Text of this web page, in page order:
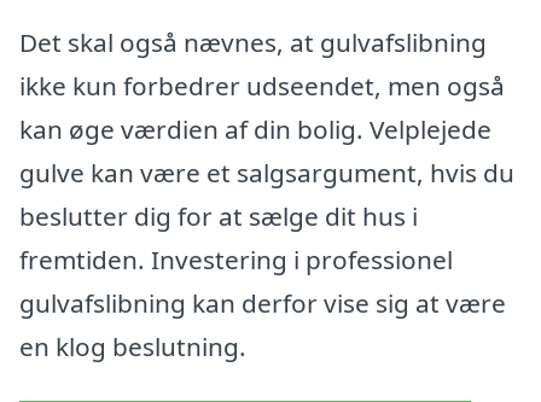
Det skal også nævnes, at gulvafslibning
ikke kun forbedrer udseendet, men også
kan øge værdien af din bolig. Velplejede
gulve kan være et salgsargument, hvis du
beslutter dig for at sælge dit hus i
fremtiden. Investering i professionel
gulvafslibning kan derfor vise sig at være
en klog beslutning.